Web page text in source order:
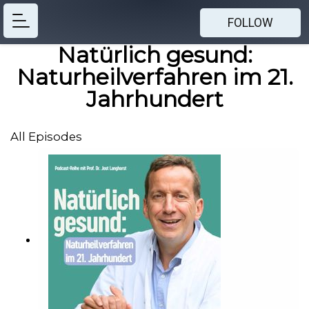
FOLLOW
Natürlich gesund:
Naturheilverfahren im 21.
Jahrhundert
All Episodes